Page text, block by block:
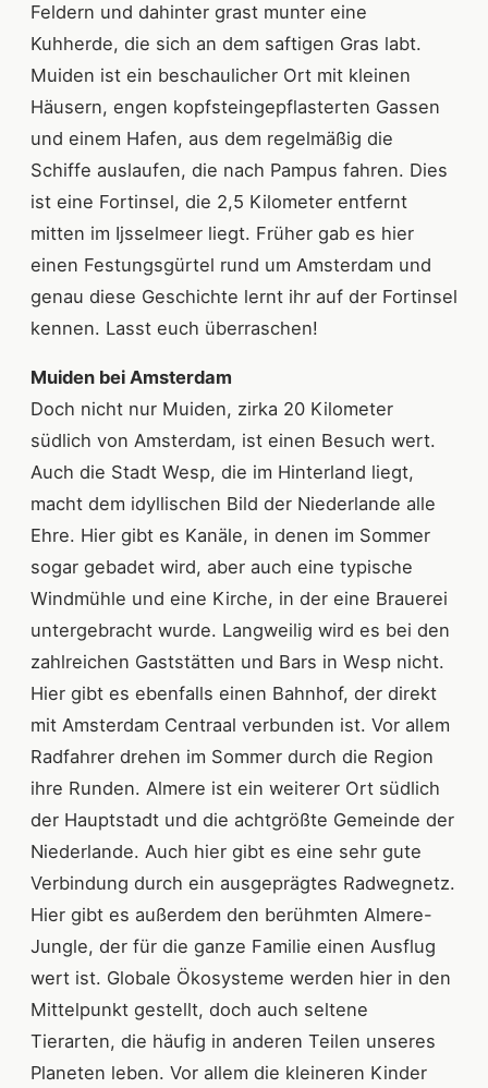
Feldern und dahinter grast munter eine
Kuhherde, die sich an dem saftigen Gras labt.
Muiden ist ein beschaulicher Ort mit kleinen
Häusern, engen kopfsteingepflasterten Gassen
und einem Hafen, aus dem regelmäßig die
Schiffe auslaufen, die nach Pampus fahren. Dies
ist eine Fortinsel, die 2,5 Kilometer entfernt
mitten im Ijsselmeer liegt. Früher gab es hier
einen Festungsgürtel rund um Amsterdam und
genau diese Geschichte lernt ihr auf der Fortinsel
kennen. Lasst euch überraschen!
Muiden bei Amsterdam
Doch nicht nur Muiden, zirka 20 Kilometer
südlich von Amsterdam, ist einen Besuch wert.
Auch die Stadt Wesp, die im Hinterland liegt,
macht dem idyllischen Bild der Niederlande alle
Ehre. Hier gibt es Kanäle, in denen im Sommer
sogar gebadet wird, aber auch eine typische
Windmühle und eine Kirche, in der eine Brauerei
untergebracht wurde. Langweilig wird es bei den
zahlreichen Gaststätten und Bars in Wesp nicht.
Hier gibt es ebenfalls einen Bahnhof, der direkt
mit Amsterdam Centraal verbunden ist. Vor allem
Radfahrer drehen im Sommer durch die Region
ihre Runden. Almere ist ein weiterer Ort südlich
der Hauptstadt und die achtgrößte Gemeinde der
Niederlande. Auch hier gibt es eine sehr gute
Verbindung durch ein ausgeprägtes Radwegnetz.
Hier gibt es außerdem den berühmten Almere-
Jungle, der für die ganze Familie einen Ausflug
wert ist. Globale Ökosysteme werden hier in den
Mittelpunkt gestellt, doch auch seltene
Tierarten, die häufig in anderen Teilen unseres
Planeten leben. Vor allem die kleineren Kinder